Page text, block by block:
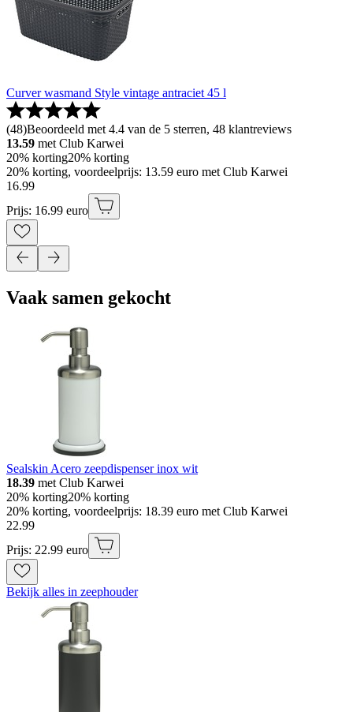
Curver wasmand Style vintage antraciet 45 l
(48)Beoordeeld met 4.4 van de 5 sterren, 48 klantreviews
13.59 met Club Karwei
20% korting20% korting
20% korting, voordeelprijs: 13.59 euro met Club Karwei
16.99
Prijs: 16.99 euro
Vaak samen gekocht
Sealskin Acero zeepdispenser inox wit
18.39 met Club Karwei
20% korting20% korting
20% korting, voordeelprijs: 18.39 euro met Club Karwei
22.99
Prijs: 22.99 euro
Bekijk alles in zeephouder